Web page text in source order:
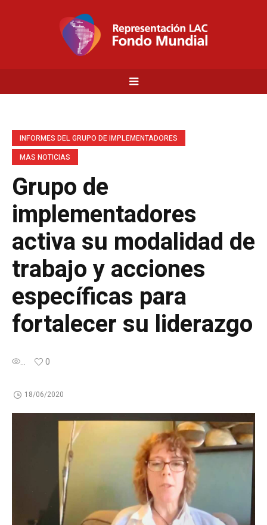
INFORMES DEL GRUPO DE IMPLEMENTADORES
MAS NOTICIAS
Grupo de
implementadores
activa su modalidad de
trabajo y acciones
específicas para
fortalecer su liderazgo
... 0
18/06/2020